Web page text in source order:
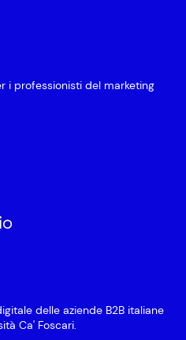
i professionisti del marketing
delle aziende B2B italiane
Ca' Foscari.